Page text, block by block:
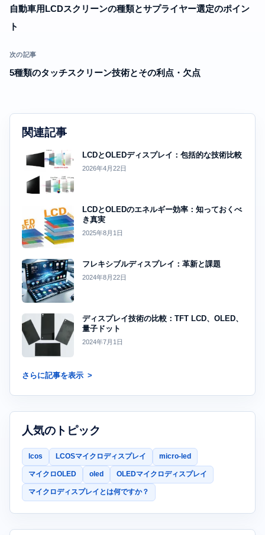
自動車用LCDスクリーンの種類とサプライヤー選定のポイン
ト
次の記事
5種類のタッチスクリーン技術とその利点・欠点
関連記事
LCDとOLEDディスプレイ：包括的な技術比較
2026年4月22日
LCDとOLEDのエネルギー効率：知っておくべ
き真実
2025年8月1日
フレキシブルディスプレイ：革新と課題
2024年8月22日
ディスプレイ技術の比較：TFT LCD、OLED、
量子ドット
2024年7月1日
さらに記事を表示
人気のトピック
lcos LCOSマイクロディスプレイ micro-led
マイクロOLED oled OLEDマイクロディスプレイ
マイクロディスプレイとは何ですか？